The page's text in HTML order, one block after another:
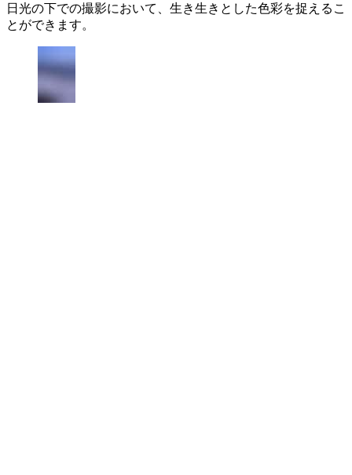
日光の下での撮影において、生き生きとした色彩を捉えるこ
とができます。